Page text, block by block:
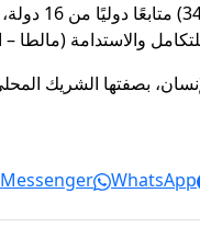
جدير
والاستدامة (مالطا –
بصفتها الشريك
Messenger WhatsApp